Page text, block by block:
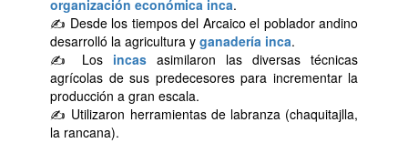
organización económica inca.
✍ Desde los tiempos del Arcaico el poblador andino
desarrolló la agricultura y ganadería inca.
✍ Los incas asimilaron las diversas técnicas
agrícolas de sus predecesores para incrementar la
producción a gran escala.
✍ Utilizaron herramientas de labranza (chaquitajlla,
la rancana).